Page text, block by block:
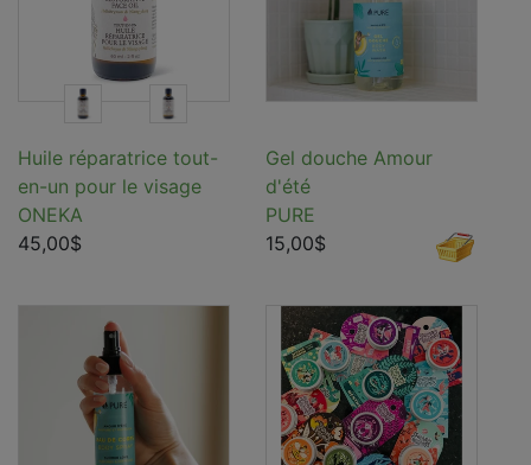
Huile réparatrice tout-
en-un pour le visage
ONEKA
45,00$
Gel douche Amour
d'été
PURE
15,00$